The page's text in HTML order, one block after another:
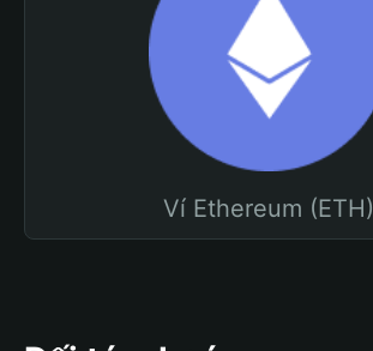
Ví Ethereum (ETH)